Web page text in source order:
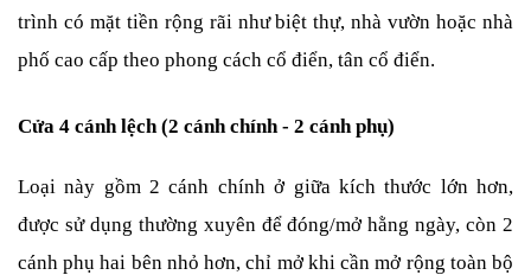
trình có mặt tiền rộng rãi như biệt thự, nhà vườn hoặc nhà
phố cao cấp theo phong cách cổ điển, tân cổ điển.
Cửa 4 cánh lệch (2 cánh chính - 2 cánh phụ)
Loại này gồm 2 cánh chính ở giữa kích thước lớn hơn,
được sử dụng thường xuyên để đóng/mở hằng ngày, còn 2
cánh phụ hai bên nhỏ hơn, chỉ mở khi cần mở rộng toàn bộ